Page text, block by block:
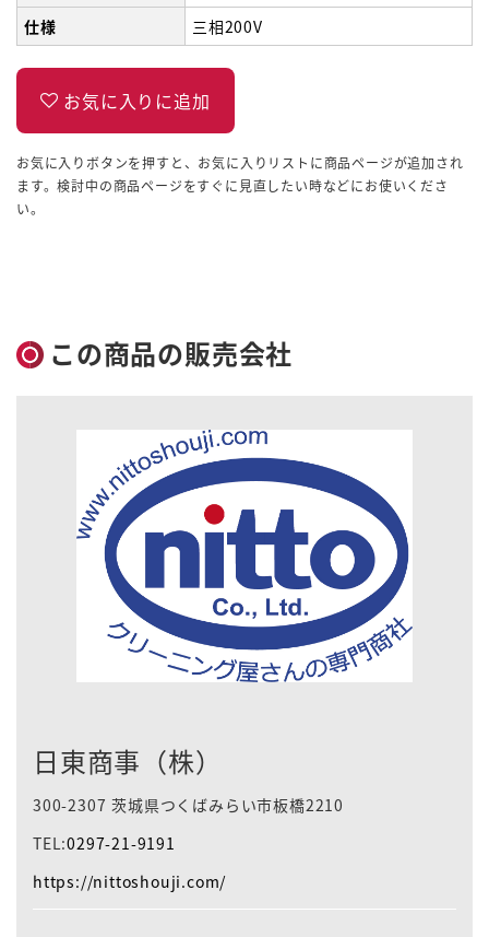
仕様
三相200V
お気に入りボタンを押すと、お気に入りリストに商品ページが追加され
ます。検討中の商品ページをすぐに見直したい時などにお使いくださ
い。
この商品の販売会社
日東商事（株）
300-2307 茨城県つくばみらい市板橋2210
TEL:0297-21-9191
https://nittoshouji.com/